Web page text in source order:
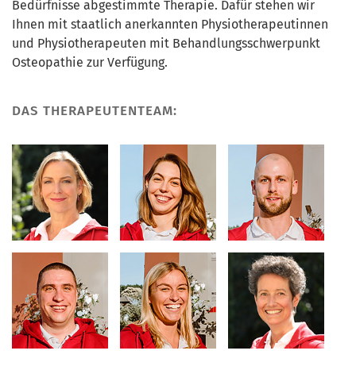
Bedürfnisse abgestimmte Therapie. Dafür stehen wir
Ihnen mit staatlich anerkannten Physiotherapeutinnen
und Physiotherapeuten mit Behandlungsschwerpunkt
Osteopathie zur Verfügung.
DAS THERAPEUTENTEAM: